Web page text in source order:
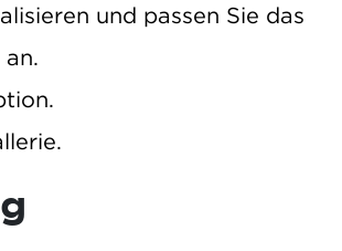
und passen Sie das